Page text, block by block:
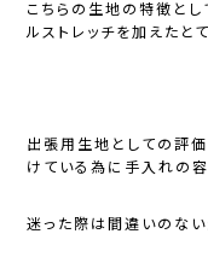
こちらの生地の特徴とし
ルストレッチを加えたと
出張用生地としての評
けている為に手入れの容
迷った際は間違いのない